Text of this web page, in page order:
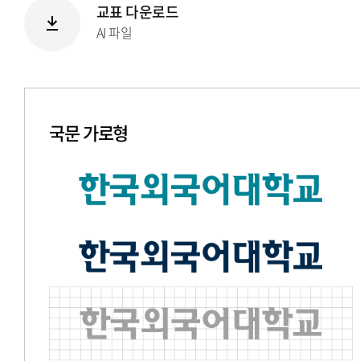
교표 다운로드
AI 파일
국문 가로형